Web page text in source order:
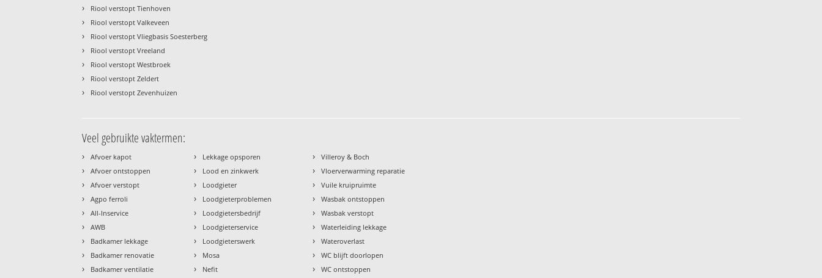
› Riool verstopt Tienhoven
› Riool verstopt Valkeveen
› Riool verstopt Vliegbasis Soesterberg
› Riool verstopt Vreeland
› Riool verstopt Westbroek
› Riool verstopt Zeldert
› Riool verstopt Zevenhuizen
Veel gebruikte vaktermen:
› Afvoer kapot
› Afvoer ontstoppen
› Afvoer verstopt
› Agpo ferroli
› All-Inservice
› AWB
› Badkamer lekkage
› Badkamer renovatie
› Badkamer ventilatie
› Lekkage opsporen
› Lood en zinkwerk
› Loodgieter
› Loodgieterproblemen
› Loodgietersbedrijf
› Loodgieterservice
› Loodgieterswerk
› Mosa
› Nefit
› Villeroy & Boch
› Vloerverwarming reparatie
› Vuile kruipruimte
› Wasbak ontstoppen
› Wasbak verstopt
› Waterleiding lekkage
› Wateroverlast
› WC blijft doorlopen
› WC ontstoppen